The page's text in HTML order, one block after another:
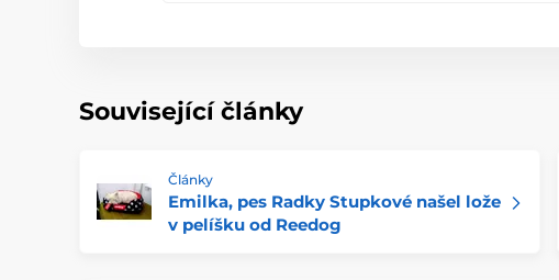
Související články
Články
Emilka, pes Radky Stupkové našel lože
v pelíšku od Reedog